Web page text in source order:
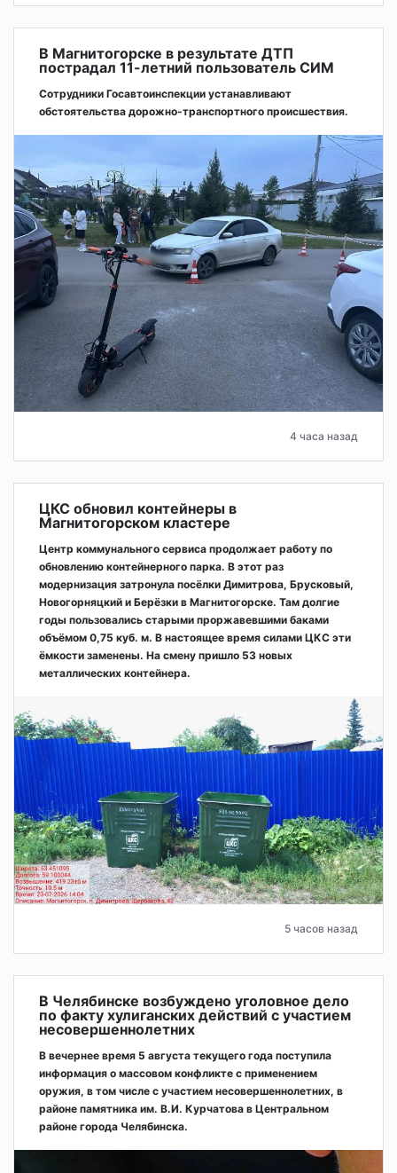
В Магнитогорске в результате ДТП
пострадал 11-летний пользователь СИМ
Сотрудники Госавтоинспекции устанавливают
обстоятельства дорожно-транспортного происшествия.
4 часа назад
ЦКС обновил контейнеры в
Магнитогорском кластере
Центр коммунального сервиса продолжает работу по
обновлению контейнерного парка. В этот раз
модернизация затронула посёлки Димитрова, Брусковый,
Новогорняцкий и Берёзки в Магнитогорске. Там долгие
годы пользовались старыми проржавевшими баками
объёмом 0,75 куб. м. В настоящее время силами ЦКС эти
ёмкости заменены. На смену пришло 53 новых
металлических контейнера.
5 часов назад
В Челябинске возбуждено уголовное дело
по факту хулиганских действий с участием
несовершеннолетних
В вечернее время 5 августа текущего года поступила
информация о массовом конфликте с применением
оружия, в том числе с участием несовершеннолетних, в
районе памятника им. В.И. Курчатова в Центральном
районе города Челябинска.